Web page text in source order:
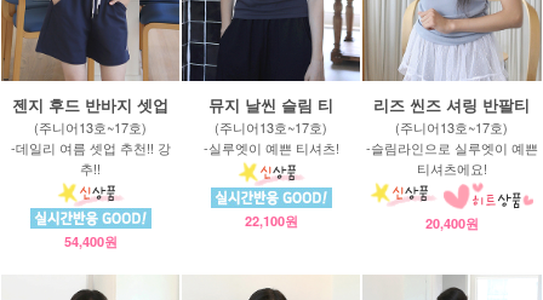
젠지 후드 반바지 셋업
(주니어13호~17호)
-데일리 여름 셋업 추천!! 강
추!!
54,400원
뮤지 날씬 슬림 티
(주니어13호~17호)
-실루엣이 예쁜 티셔츠!
22,100원
리즈 씬즈 셔링 반팔티
(주니어13호~17호)
-슬림라인으로 실루엣이 예쁜
티셔츠에요!
20,400원